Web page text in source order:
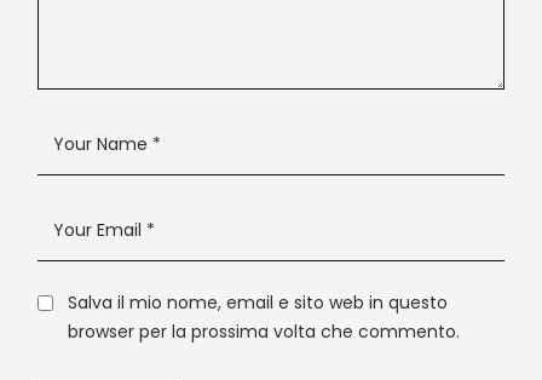
Salva il mio nome, email e sito web in questo
browser per la prossima volta che commento.